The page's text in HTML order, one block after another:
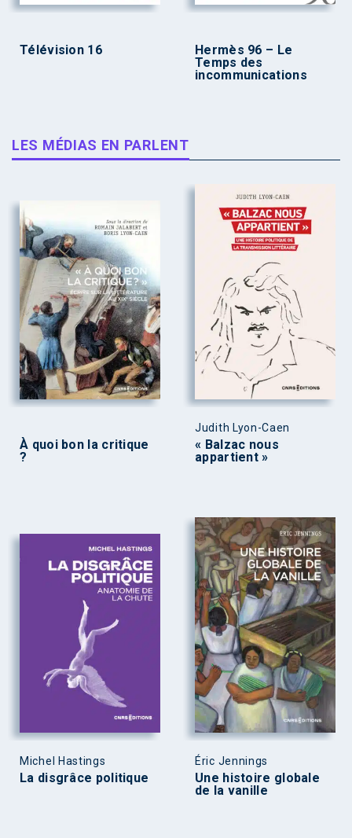
Télévision 16
Hermès 96 – Le
Temps des
incommunications
LES MÉDIAS EN PARLENT
À quoi bon la critique
?
Judith Lyon-Caen
« Balzac nous
appartient »
Michel Hastings
La disgrâce politique
Éric Jennings
Une histoire globale
de la vanille